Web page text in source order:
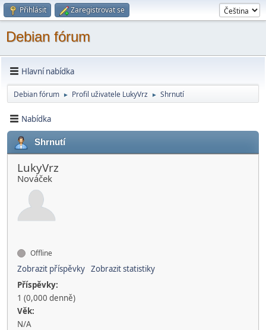
Přihlásit Zaregistrovat se
Debian fórum
Hlavní nabídka
Debian fórum ► Profil uživatele LukyVrz ► Shrnutí
Nabídka
Shrnutí
LukyVrz
Nováček
Offline
Zobrazit příspěvky Zobrazit statistiky
Příspěvky:
1 (0,000 denně)
Věk:
N/A